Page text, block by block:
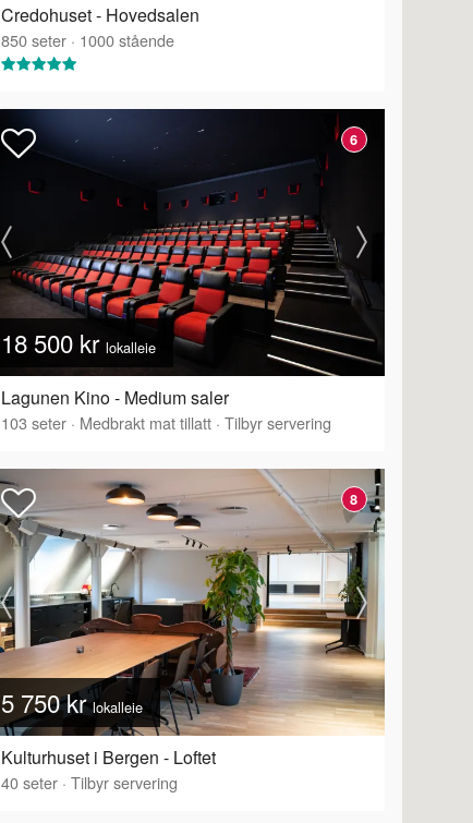
Credohuset - Hovedsalen
850seter · 1000stående
6
18 500 kr lokalleie
Lagunen Kino - Medium saler
103 seter · Medbrakt mat tillatt · Tilbyr servering
8
5 750 krlokalleie
Kulturhuset i Bergen - Loftet
40seter · Tilbyr servering